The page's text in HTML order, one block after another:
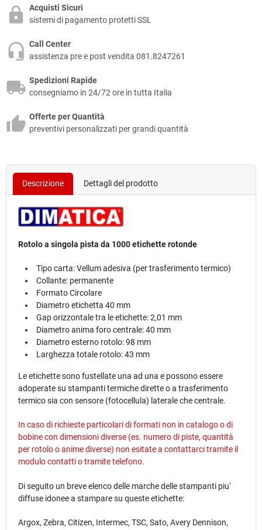
Acquisti Sicuri
sistemi di pagamento protetti SSL
Call Center
assistenza pre e post vendita 081.8247261
Spedizioni Rapide
consegniamo in 24/72 ore in tutta Italia
Offerte per Quantità
preventivi personalizzati per grandi quantità
Descrizione Dettagli del prodotto
Rotolo a singola pista da 1000 etichette rotonde
Tipo carta: Vellum adesiva (per trasferimento termico)
Collante: permanente
Formato Circolare
Diametro etichetta 40 mm
Gap orizzontale tra le etichette: 2,01 mm
Diametro anima foro centrale: 40 mm
Diametro esterno rotolo: 98 mm
Larghezza totale rotolo: 43 mm
Le etichette sono fustellate una ad una e possono essere
adoperate su stampanti termiche dirette o a trasferimento
termico sia con sensore (fotocellula) laterale che centrale.
In caso di richieste particolari di formati non in catalogo o di
bobine con dimensioni diverse (es. numero di piste, quantità
per rotolo o anime diverse) non esitate a contattarci tramite il
modulocontattio tramite telefono.
Di seguito un breve elenco delle marche delle stampanti piu'
diffuse idonee a stampare su queste etichette:
Argox, Zebra, Citizen, Intermec, TSC, Sato, Avery Dennison,